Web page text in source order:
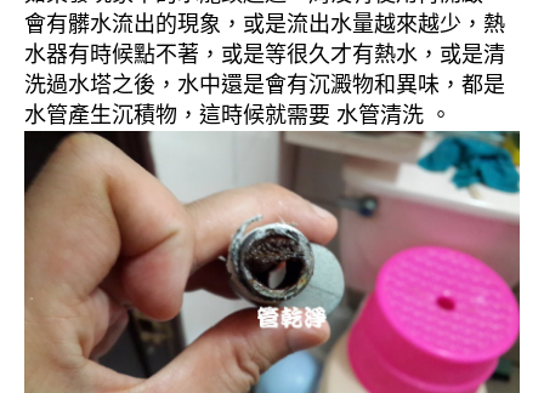
會有髒水流出的現象，或是流出水量越來越少，熱
水器有時候點不著，或是等很久才有熱水，或是清
洗過水塔之後，水中還是會有沉澱物和異味，都是
水管產生沉積物，這時候就需要 水管清洗 。